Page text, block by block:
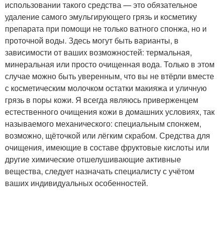
использовании такого средства — это обязательное
удаление самого эмульгирующего грязь и косметику
препарата при помощи не только ватного спонжа, но и
проточной воды. Здесь могут быть варианты, в
зависимости от ваших возможностей: термальная,
минеральная или просто очищенная вода. Только в этом
случае можно быть уверенным, что вы не втёрли вместе
с косметическим молочком остатки макияжа и уличную
грязь в поры кожи. Я всегда являюсь приверженцем
естественного очищения кожи в домашних условиях, так
называемого механического: специальным спонжем,
возможно, щёточкой или лёгким скрабом. Средства для
очищения, имеющие в составе фруктовые кислоты или
другие химические отшелушивающие активные
вещества, следует назначать специалисту с учётом
ваших индивидуальных особенностей.